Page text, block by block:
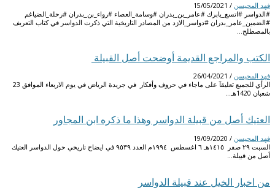
فهد المحيسن /
15/05/2021
#الدواسر #اتسع_يابرك #عامر_بن_بدران #وسامة_العصاء #رواء_بن_بدران #رحلة_الضياغم
#الضمين_عامر_بدران #دواسر_الازد من المصادر التاريخية التي ذكرت الدواسر في كتاب التعريف
بالمصطلح…
الكتب والمراجع القديمة أوضحت أصل القبيلة
فهد المحيسن /
26/04/2021
الرأي للجميع تعليقآ على ماجاء في حروف وأفكار في جريدة الرياض في يوم الاربعاء الموافق 23
شعبان 1420هـ…
العتيك أصل من قبيلة الدواسر وهذا ما ذكره ابن المجاور
فهد المحيسن /
19/09/2020
السبت ٢٩ صفر ١٤١٥هـ ٦ اغسطس ١٩٩٤م العدد ٩٥٣٩ في ايضاح تاريخي حول الدواسر العتيك
أصل من قبيلة…
من اخبار الخيل عند قبيلة الدواسر